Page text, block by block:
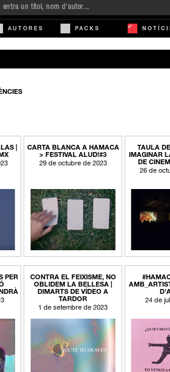
AUTORES PACKS
|
CARTA BLANCA A HAMACA
> FESTIVAL ALUD!#3
29 de octubre de 2023
TAULA
IMAGINAR
DE
26 de
PER
CONTRA EL FEIXISME, NO
OBLIDEM LA BELLESA |
DIMARTS DE VÍDEO A
TARDOR
1 de setembre de 2023
24 de